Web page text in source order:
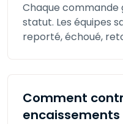
Chaque commande
statut. Les équipes
reporté, échoué,
Comment
encaissements